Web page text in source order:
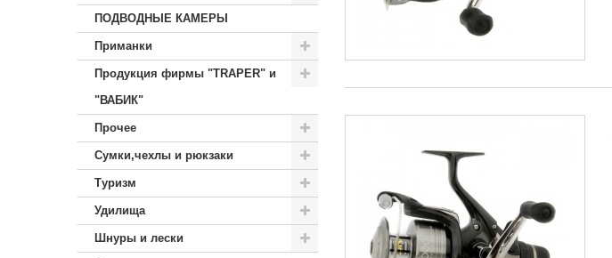
ПОДВОДНЫЕ КАМЕРЫ
Приманки
Продукция фирмы "TRAPER" и
"ВАБИК"
Прочее
Сумки,чехлы и рюкзаки
Туризм
Удилища
Шнуры и лески